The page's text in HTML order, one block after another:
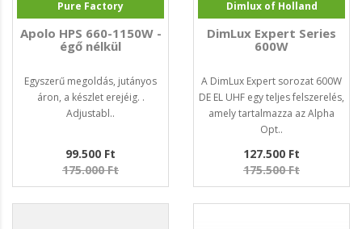
Pure Factory
Apolo HPS 660-1150W -
égő nélkül
Egyszerű megoldás, jutányos
áron, a készlet erejéig. .
Adjustabl..
99.500 Ft
175.000 Ft
Dimlux of Holland
DimLux Expert Series
600W
A DimLux Expert sorozat 600W
DE EL UHF egy teljes felszerelés,
amely tartalmazza az Alpha
Opt..
127.500 Ft
175.500 Ft